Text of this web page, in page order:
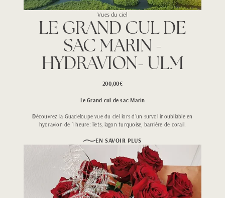
Vues du ciel
LE GRAND CUL DE
SAC MARIN -
HYDRAVION- ULM
200,00€
Le Grand cul de sac Marin
Découvrez la Guadeloupe vue du ciel lors d’un survol inoubliable en
hydravion de 1 heure: îlets, lagon turquoise, barrière de corail.
EN SAVOIR PLUS